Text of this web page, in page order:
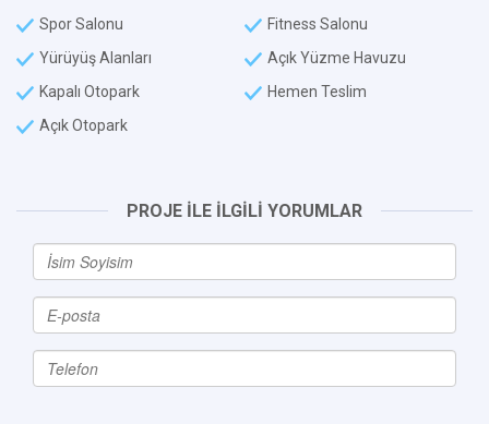
Spor Salonu
Fitness Salonu
Yürüyüş Alanları
Açık Yüzme Havuzu
Kapalı Otopark
Hemen Teslim
Açık Otopark
PROJE İLE İLGİLİ YORUMLAR